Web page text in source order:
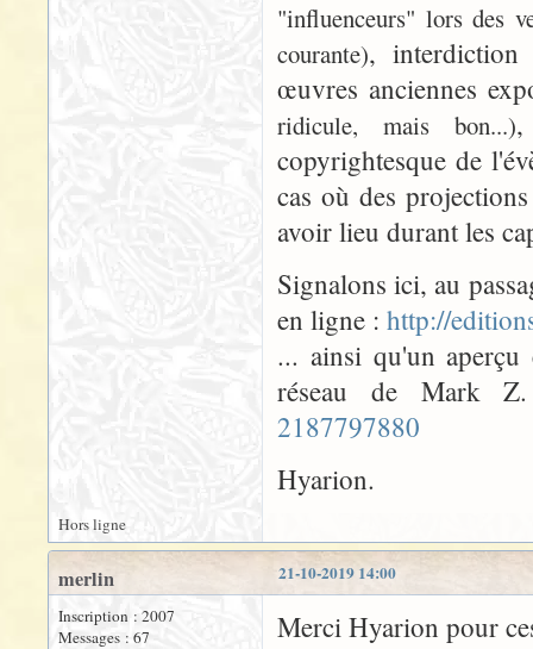
"influenceurs" lors des
courante),
œuvres anciennes
ridicule, mais bon...),
copyrightesque de
cas où des
avoir lieu durant les
Signalons ici, au
en ligne : http://
... ainsi qu'un
réseau de Mark
2187797880
Hyarion.
Hors ligne
21-10-2019 14:00
merlin
Inscription : 2007
Messages : 67
Merci Hyarion pour